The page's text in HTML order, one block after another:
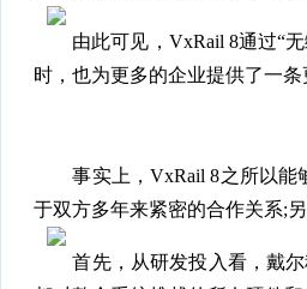
由此可见，VxRail 8通过“无
时，也为更多的企业提供了一
事实上，VxRail 8之所以能够
于双方多年来紧密的合作关系;
首先，从研发投入看，戴尔